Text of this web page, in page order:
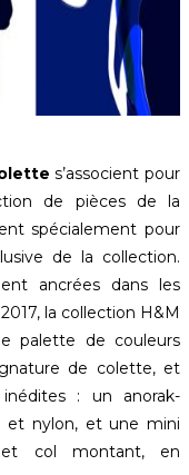
s’associent pour
de pièces de la
spécialement pour
de la collection.
ancrées dans les
la collection H&M
palette de couleurs
de colette, et
: un anorak-
et nylon, et une mini
col montant, en